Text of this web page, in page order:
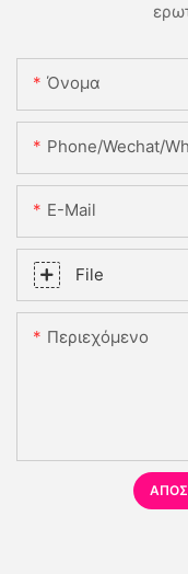
Όνομα
Phone/Wechat/
E-Mail
File
Περιεχόμενο